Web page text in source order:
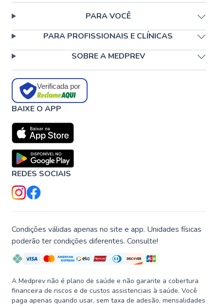
PARA VOCÊ
PARA PROFISSIONAIS E CLÍNICAS
SOBRE A MEDPREV
Verificada por
BAIXE O APP
REDES SOCIAIS
Condições válidas apenas no site e app. Unidades físicas
poderão ter condições diferentes. Consulte!
A Medprev não é plano de saúde e não garante a cobertura
financeira de riscos e de custos assistenciais à saúde. Você
paga apenas quando usar, sem taxa de adesão, mensalidades